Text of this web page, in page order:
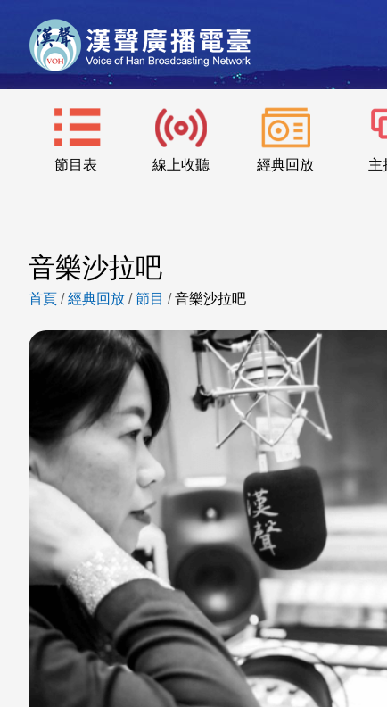
節目表 線上收聽 經典回放 主
音樂沙拉吧
首頁 /經典回放 /節目 /音樂沙拉吧